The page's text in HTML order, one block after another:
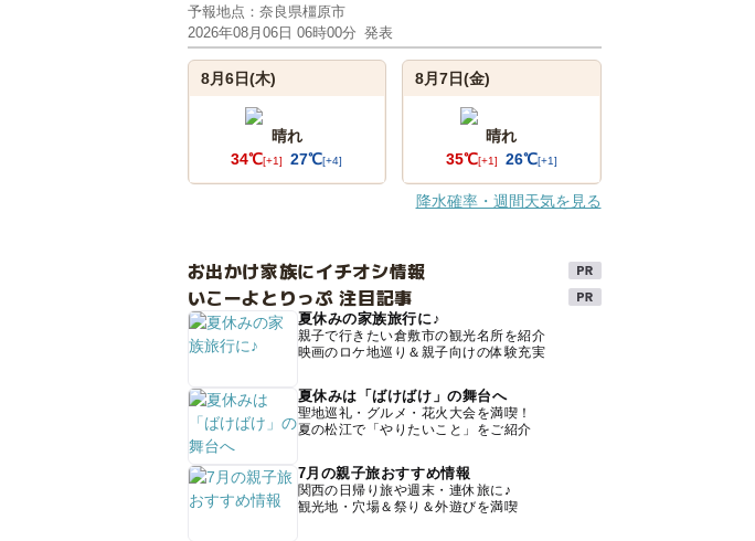
予報地点：奈良県橿原市
2026年08月06日 06時00分 発表
8月6日(木)
晴れ
34℃[+1] 27℃[+4]
8月7日(金)
晴れ
35℃[+1] 26℃[+1]
降水確率・週間天気を見る
お出かけ家族にイチオシ情報
いこーよとりっぷ 注目記事
夏休みの家族旅行に♪
親子で行きたい倉敷市の観光名所を紹介
映画のロケ地巡り＆親子向けの体験充実
夏休みは「ばけばけ」の舞台へ
聖地巡礼・グルメ・花火大会を満喫！
夏の松江で「やりたいこと」をご紹介
7月の親子旅おすすめ情報
関西の日帰り旅や週末・連休旅に♪
観光地・穴場＆祭り＆外遊びを満喫